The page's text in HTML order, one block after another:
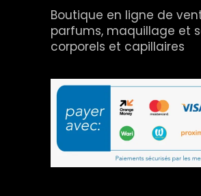
Boutique en ligne de
parfums, maquillage et
corporels et capillaires